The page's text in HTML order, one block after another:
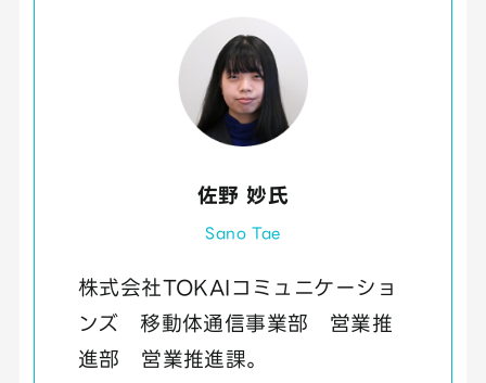
佐野 妙氏
Sano Tae
株式会社TOKAIコミュニケーショ
ンズ 移動体通信事業部 営業推
進部 営業推進課。